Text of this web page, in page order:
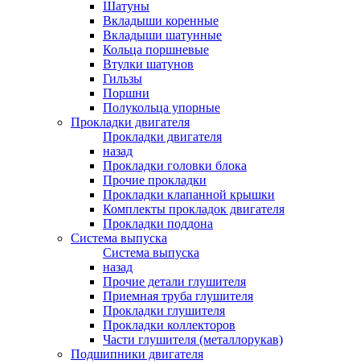
Шатуны
Вкладыши коренные
Вкладыши шатунные
Кольца поршневые
Втулки шатунов
Гильзы
Поршни
Полукольца упорные
Прокладки двигателя
Прокладки двигателя
назад
Прокладки головки блока
Прочие прокладки
Прокладки клапанной крышки
Комплекты прокладок двигателя
Прокладки поддона
Система выпуска
Система выпуска
назад
Прочие детали глушителя
Приемная труба глушителя
Прокладки глушителя
Прокладки коллекторов
Части глушителя (металлорукав)
Подшипники двигателя